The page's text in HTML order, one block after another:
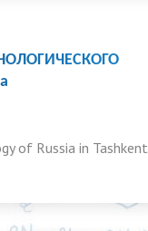
of Russia in Tashkent